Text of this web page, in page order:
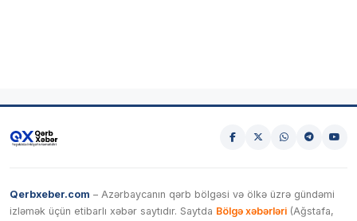
Qerbxeber.com – Azərbaycanın qərb bölgəsi və ölkə üzrə gündəmi
izləmək üçün etibarlı xəbər saytıdır. Saytda Bölgə xəbərləri (Ağstafa,